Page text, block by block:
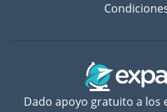
Dado apoyo gratuito a los